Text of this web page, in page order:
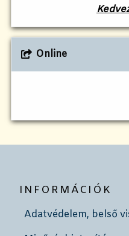
Online
INFORMÁCIÓK
Adatvédelem, belső